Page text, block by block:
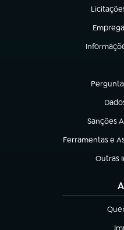
(abre
(abre
(abre em
(abre
(abre
Sanções
(abre em
Ferramentas e
(abre em nova
Outras
(abre